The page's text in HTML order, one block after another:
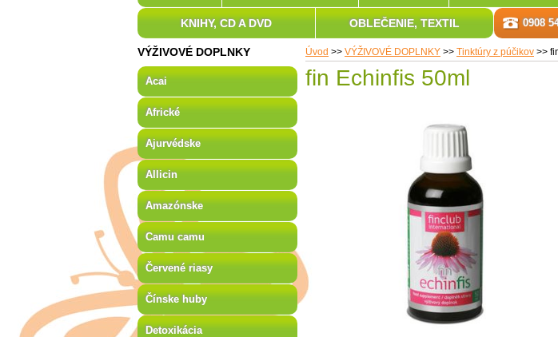
Úvod >> VÝŽIVOVÉ DOPLNKY >> Tinktúry z púčikov >>
fin Echinfis 50ml
VÝŽIVOVÉ DOPLNKY
Acai
Africké
Ajurvédske
Allicin
Amazónske
Camu camu
Červené riasy
Čínske huby
Detoxikácia
KNIHY, CD A DVD OBLEČENIE, TEXTIL 0908